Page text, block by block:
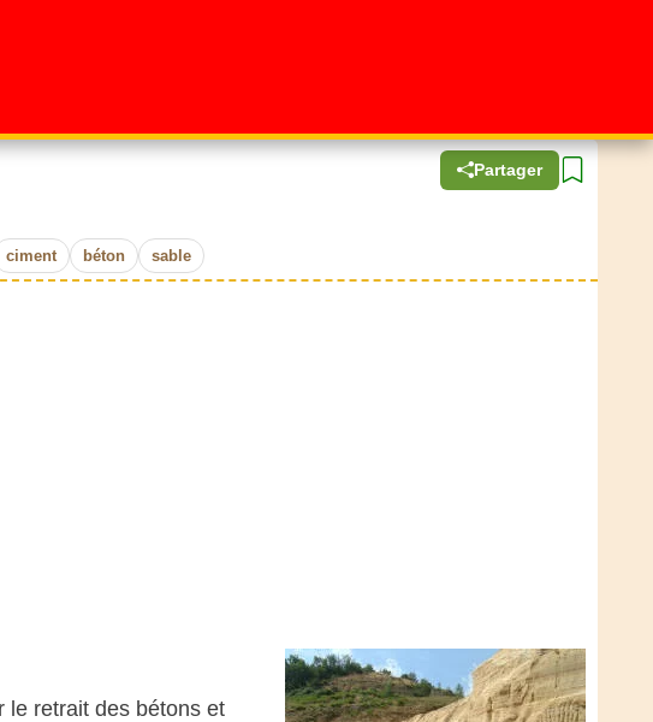
Partager
ciment béton sable
le retrait des bétons et